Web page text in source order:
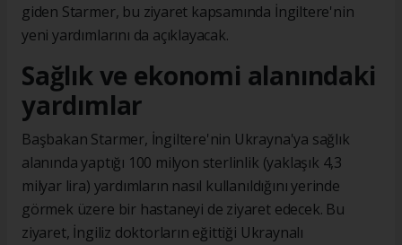
giden Starmer, bu ziyaret kapsamında İngiltere'nin
yeni yardımlarını da açıklayacak.
Sağlık ve ekonomi alanındaki
yardımlar
Başbakan Starmer, İngiltere'nin Ukrayna'ya sağlık
alanında yaptığı 100 milyon sterlinlik (yaklaşık 4,3
milyar lira) yardımların nasıl kullanıldığını yerinde
görmek üzere bir hastaneyi de ziyaret edecek. Bu
ziyaret, İngiliz doktorların eğittiği Ukraynalı